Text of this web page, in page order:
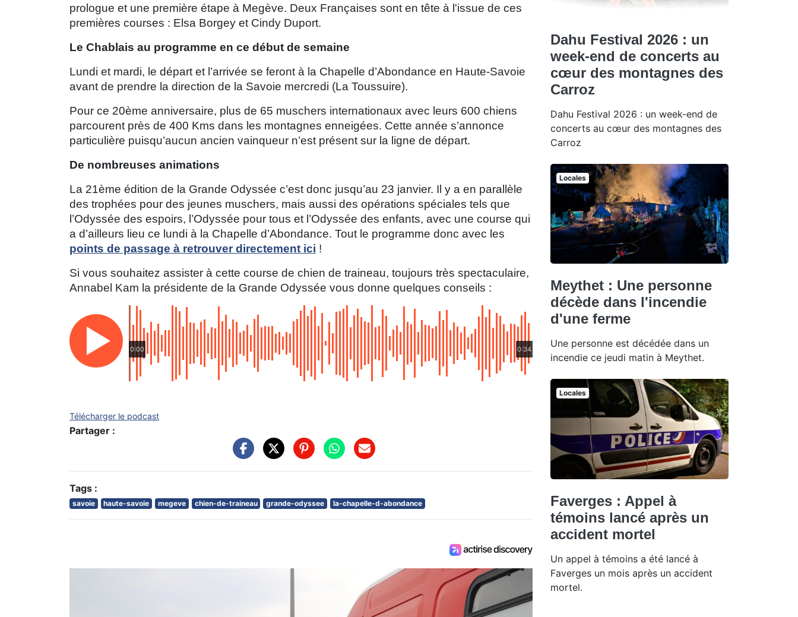
prologue et une première étape à Megève. Deux Françaises sont en tête à l'issue de ces
premières courses : Elsa Borgey et Cindy Duport.
Le Chablais au programme en ce début de semaine
Lundi et mardi, le départ et l’arrivée se feront à la Chapelle d’Abondance en Haute-Savoie
avant de prendre la direction de la Savoie mercredi (La Toussuire).
Pour ce 20ème anniversaire, plus de 65 muschers internationaux avec leurs 600 chiens
parcourent près de 400 Kms dans les montagnes enneigées. Cette année s’annonce
particulière puisqu’aucun ancien vainqueur n’est présent sur la ligne de départ.
De nombreuses animations
La 21ème édition de la Grande Odyssée c’est donc jusqu’au 23 janvier. Il y a en parallèle
des trophées pour des jeunes muschers, mais aussi des opérations spéciales tels que
l’Odyssée des espoirs, l’Odyssée pour tous et l’Odyssée des enfants, avec une course qui
a d’ailleurs lieu ce lundi à la Chapelle d’Abondance. Tout le programme donc avec les
points de passage à retrouver directement ici !
Si vous souhaitez assister à cette course de chien de traineau, toujours très spectaculaire,
Annabel Kam la présidente de la Grande Odyssée vous donne quelques conseils :
0:00 0:34
Télécharger le podcast
Partager :
Tags :
savoie haute-savoie megeve chien-de-traineau grande-odyssee la-chapelle-d-abondance
Dahu Festival 2026 : un
week-end de concerts au
cœur des montagnes des
Carroz
Dahu Festival 2026 : un week-end de
concerts au cœur des montagnes des
Carroz
Locales
Meythet : Une personne
décède dans l'incendie
d'une ferme
Une personne est décédée dans un
incendie ce jeudi matin à Meythet.
Locales
Faverges : Appel à
témoins lancé après un
accident mortel
Un appel à témoins a été lancé à
Faverges un mois après un accident
mortel.